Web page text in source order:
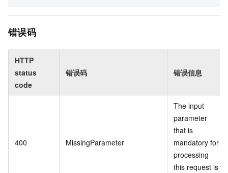
错误码
HTTP
status
code
错误码 错误信息
400 MissingParameter
The input
parameter
that is
mandatory for
processing
this request is